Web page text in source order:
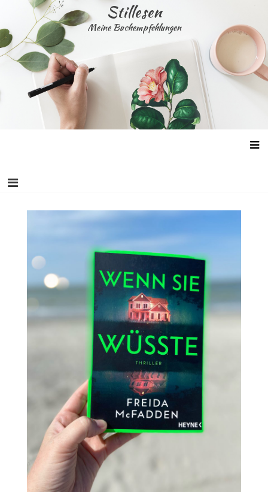
content
Stillesen
Meine Buchempfehlungen